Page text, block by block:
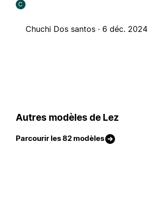
C
Chuchi Dos santos · 6 déc. 2024
Autres modèles de Lez
Parcourir les 82 modèles